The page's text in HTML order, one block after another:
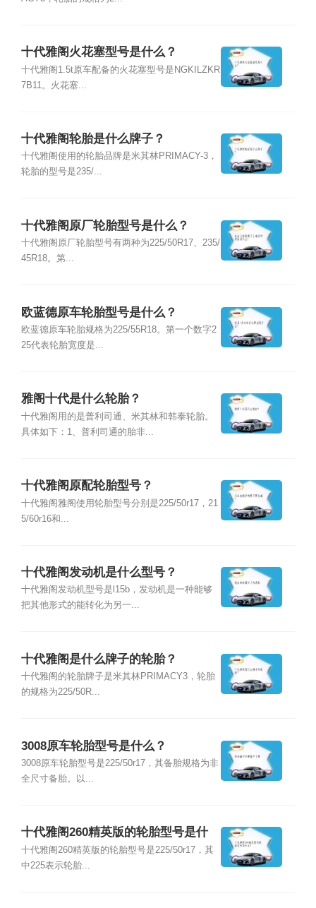
十代雅阁火花塞型号是什么？
十代雅阁1.5t原车配备的火花塞型号是NGKILZKR
7B11。火花塞...
十代雅阁轮胎是什么牌子？
十代雅阁使用的轮胎品牌是米其林PRIMACY-3，
轮胎的型号是235/...
十代雅阁原厂轮胎型号是什么？
十代雅阁原厂轮胎型号有两种为225/50R17、235/
45R18。第...
欧蓝德原车轮胎型号是什么？
欧蓝德原车轮胎规格为225/55R18。第一个数字2
25代表轮胎宽度是...
雅阁十代是什么轮胎？
十代雅阁用的是普利司通、米其林和韩泰轮胎。
具体如下：1、普利司通的胎非...
十代雅阁原配轮胎型号？
十代雅阁雅阁使用轮胎型号分别是225/50r17，21
5/60r16和...
十代雅阁发动机是什么型号？
十代雅阁发动机型号是l15b，发动机是一种能够
把其他形式的能转化为另一...
十代雅阁是什么牌子的轮胎？
十代雅阁的轮胎牌子是米其林PRIMACY3，轮胎
的规格为225/50R...
3008原车轮胎型号是什么？
3008原车轮胎型号是225/50r17，其备胎规格为非
全尺寸备胎。以...
十代雅阁260精英版的轮胎型号是什
么？
十代雅阁260精英版的轮胎型号是225/50r17，其
中225表示轮胎...